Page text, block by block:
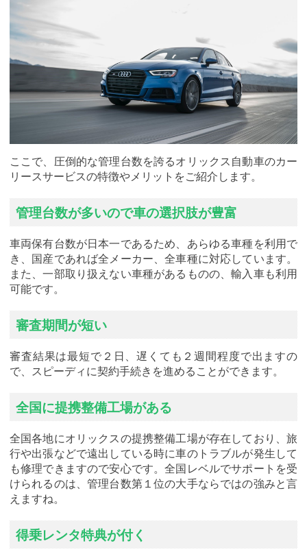
ここで、圧倒的な管理台数を誇るオリックス自動車のカー
リースサービスの特徴やメリットをご紹介します。
管理台数が多いので車の選択肢が豊富
車両保有台数が日本一であるため、あらゆる車種を利用で
き、国産であれば全メーカー、全車種に対応しています。
また、一部取り扱えない車種があるものの、輸入車も利用
可能です。
審査期間が短い
審査結果は最短で２日、遅くても２週間程度で出ますの
で、スピーディに契約手続きを進めることができます。
全国に提携整備工場がある
全国各地にオリックスの提携整備工場が存在しており、旅
行や出張などで遠出している時に車のトラブルが発生して
も修理できますので安心です。全国レベルでサポートを受
けられるのは、管理台数第１位の大手ならではの強みと言
えますね。
得乗レンタ特典が付く